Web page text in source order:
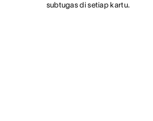
subtugas di setiap kartu.